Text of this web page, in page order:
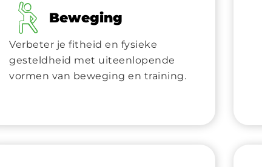
Beweging
Verbeter je fitheid en fysieke
gesteldheid met uiteenlopende
vormen van beweging en training.